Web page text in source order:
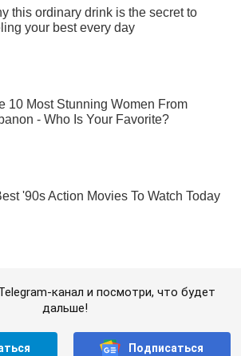
канал и посмотри, что будет
дальше!
Подписаться